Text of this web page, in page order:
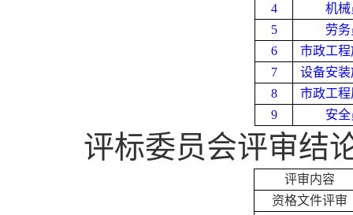
4
机械
5
劳务
6
市政工
7
设备安
8
市政工
9
安全
评标委员会评审结
评审内容
资格文件评审